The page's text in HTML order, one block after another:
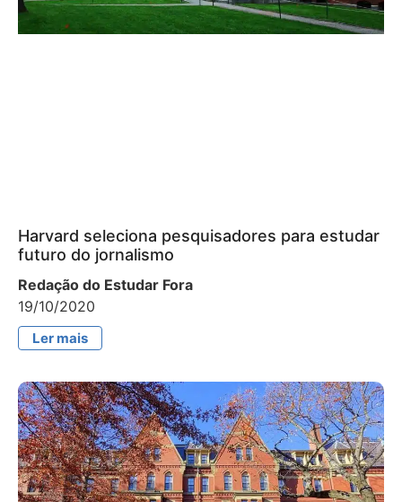
Harvard seleciona pesquisadores para estudar
futuro do jornalismo
Redação do Estudar Fora
19/10/2020
Ler mais